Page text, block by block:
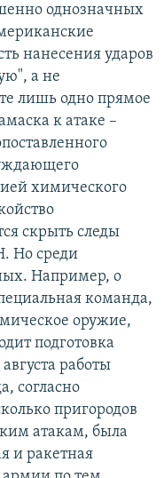
однозначных
нанесения ударов
а не
лишь одно прямое
к атаке –
химического
скрыть следы
Но среди
Например, о
команда,
оружие,
подготовка
работы
согласно
пригородов
атакам, была
и ракетная